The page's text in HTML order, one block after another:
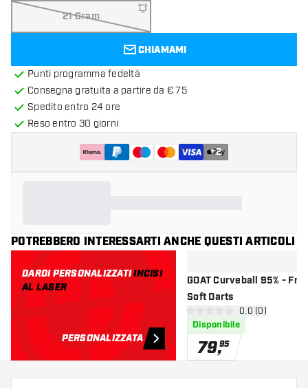
21 Gram
CHIAMAMI
Punti programma fedeltà
Consegna gratuita a partire da € 75
Spedito entro 24 ore
Reso entro 30 giorni
+2
POTREBBERO INTERESSARTI ANCHE QUESTI ARTICOLI
DARDI PERSONALIZZATIINCISI
AL LASER
PERSONALIZZATA
GOAT Curveball 95% -
Soft Darts
apri pannello
0 stelle di valutazione
0.0 (0)
Disponibile
79,95